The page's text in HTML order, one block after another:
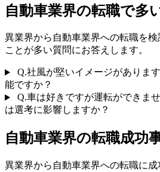
自動車業界の転職で多
異業界から自動車業界への転職を検
ことが多い質問にお答えします。
Q.社風が堅いイメージがありま
能ですか？
Q.車は好きですが運転ができま
は選考に影響しますか？
自動車業界の転職成功
異業界から自動車業界への転職に